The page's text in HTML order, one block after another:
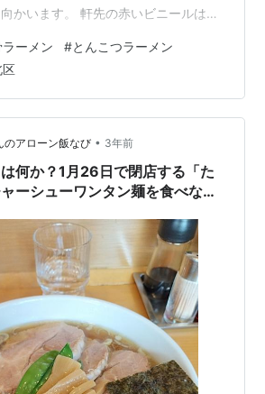
かいます。 軒先の赤いビニールはイ
載。お店の前には、今では珍しくな
付きバイクが停めてあります。 入店
拝見。きょうはラーメンと焼飯
ットをラーメン大盛で注文。しばし
店内は狭く、カウンター5席と4人
赤いカウンターは、まさし…
ラーメン #とんこつラーメン
区
のアローン飯なび • 3年前
何か？1月26日で閉店する「た
ーシューワンタン麺を食べなが